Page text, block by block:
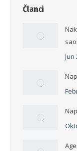
Članci
Jun